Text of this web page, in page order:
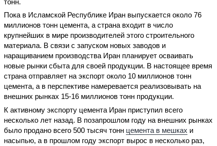
тонн.
Пока в Исламской Республике Иран выпускается около 76
миллионов тонн цемента, а страна входит в число
крупнейших в мире производителей этого строительного
материала. В связи с запуском новых заводов и
наращиванием производства Иран планирует осваивать
новые рынки сбыта для своей продукции. В настоящее время
страна отправляет на экспорт около 10 миллионов тонн
цемента, а в перспективе намеревается реализовывать на
внешних рынках 15-16 миллионов тонн продукции.
К активному экспорту цемента Иран приступил всего
несколько лет назад. В позапрошлом году на внешних рынках
было продано всего 500 тысяч тонн цемента в мешках и
насыпью, а в прошлом году экспорт вырос в несколько раз,